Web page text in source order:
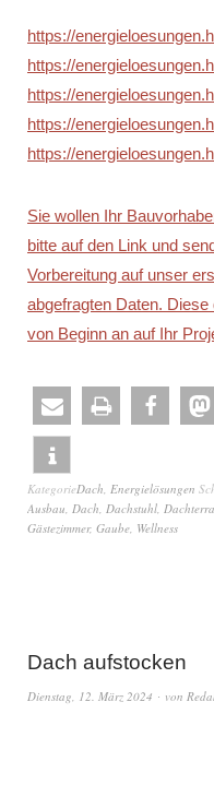
https://
https://
https://
https://
https://
Sie wollen Ihr
bitte auf den Link und
Vorbereitung auf unser
abgefragten Daten.
von Beginn an auf Ihr
KategorieDach Energielösungen
Ausbau Dach Dachstuhl
Gästezimmer, Gaube Wellness
Dach aufstocken
Dienstag, 12. März 2024 von